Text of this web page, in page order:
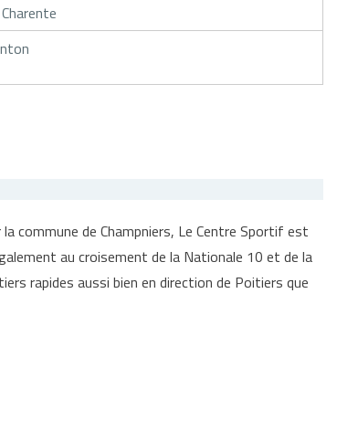
commune de Champniers, Le Centre Sportif est
au croisement de la Nationale 10 et de la
rapides aussi bien en direction de Poitiers que